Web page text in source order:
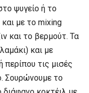
ψυγείο ή το
και με το mixing
και το βερμούτ. Τα
και με
τις μισές
Σουρώνουμε το